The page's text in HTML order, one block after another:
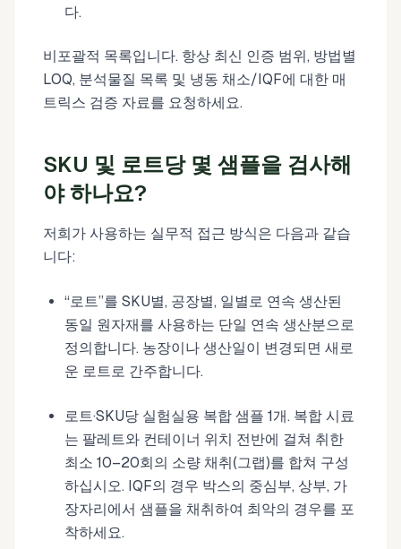
다.
비포괄적 목록입니다. 항상 최신 인증 범위, 방법별
LOQ, 분석물질 목록 및 냉동 채소/IQF에 대한 매
트릭스 검증 자료를 요청하세요.
SKU 및 로트당 몇 샘플을 검사해
야 하나요?
저희가 사용하는 실무적 접근 방식은 다음과 같습
니다:
“로트”를 SKU별, 공장별, 일별로 연속 생산된
동일 원자재를 사용하는 단일 연속 생산분으로
정의합니다. 농장이나 생산일이 변경되면 새로
운 로트로 간주합니다.
로트·SKU당 실험실용 복합 샘플 1개. 복합 시료
는 팔레트와 컨테이너 위치 전반에 걸쳐 취한
최소 10–20회의 소량 채취(그랩)를 합쳐 구성
하십시오. IQF의 경우 박스의 중심부, 상부, 가
장자리에서 샘플을 채취하여 최악의 경우를 포
착하세요.